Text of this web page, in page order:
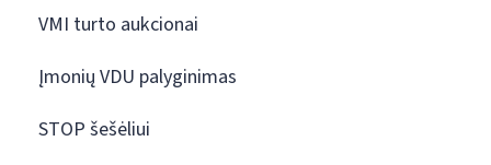
VMI turto aukcionai
Įmonių VDU palyginimas
STOP šešėliui